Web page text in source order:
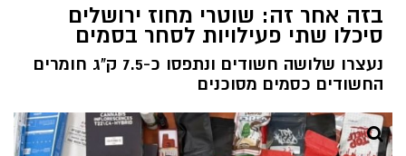
בזה אחר זה: שוטרי מחוז ירושלים
סיכלו שתי פעילויות לסחר בסמים
נעצרו שלושה חשודים ונתפסו כ-7.5 ק"ג חומרים
החשודים כסמים מסוכנים